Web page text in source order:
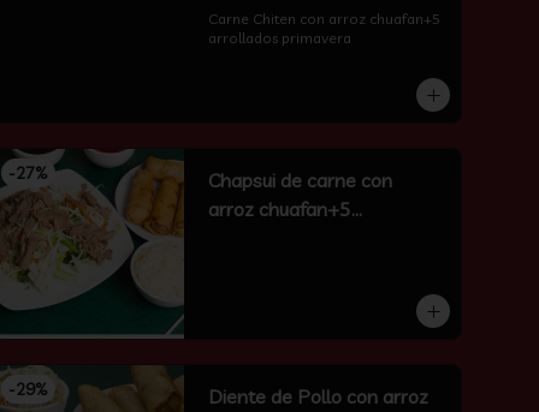
primavera
Carne Chiten con arroz chuafan+5
arrollados primavera
-27%
Chapsui de carne con
arroz chuafan+5
-29% Diente de Pollo con arroz